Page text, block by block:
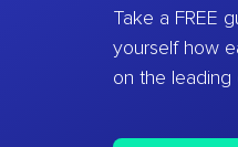
Take a FREE
yourself how
on the leading